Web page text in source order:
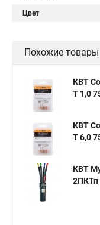
Цвет
Похожие товары
КВТ
Т 1,0
КВТ
Т 6,0
КВТ
2ПКТп